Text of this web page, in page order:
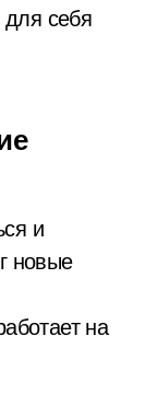
для себя
и
новые
на